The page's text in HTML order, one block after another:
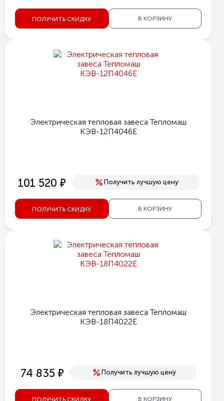
ПОЛУЧИТЬ СКИДКУ В КОРЗИНУ
Электрическая тепловая завеса Тепломаш
КЭВ-12П4046Е
101 520 е Получить лучшую цену
ПОЛУЧИТЬ СКИДКУ В КОРЗИНУ
Электрическая тепловая завеса Тепломаш
КЭВ-18П4022Е
74 835 е Получить лучшую цену
ПОЛУЧИТЬ СКИДКУ В КОРЗИНУ